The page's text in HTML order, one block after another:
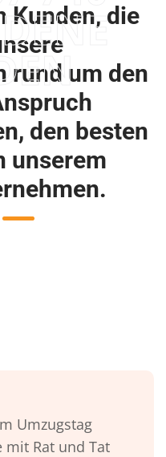
Kunden, die
rund um den
den besten
unserem
Umzugstag
mit Rat und Tat